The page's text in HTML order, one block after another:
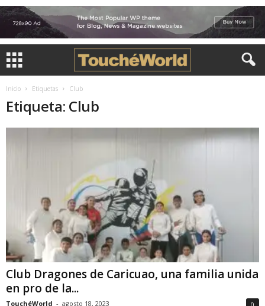
Inicio Etiquetas Club
Etiqueta: Club
Club Dragones de Caricuao, una familia unida
en pro de la...
TouchéWorld - agosto 18, 2023